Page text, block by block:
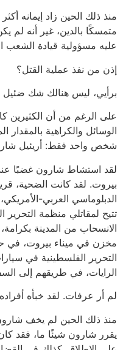
منذ ذلك الحين زاد إيمانه
متمسكًا بالدين، غير أنه لم
عليه مسؤولية قيادة الشعب
إذن من نفذ عملية القتل؟
برأيي، ليس هنالك شك ضئيل
على الرغم من أن الكثيرين
الوسائل والكراهية
شخص واحد فقط: أريئيل
لقد استشاط شارون غضبًا
بيروت. لقد كانت الضحية،
الدبلوماسي العربي-
تتيح لمقاتلي منظمة
الانسحاب من المدينة
مخزن في ميناء بيروت، في
التحرير الفلسطينية في
الرايات، في طريقهم إلى
لم أر عرفات. لقد خبأه أفراده
منذ ذلك الحين لم يخف
يقرر شارون شيئًا ما، فقد